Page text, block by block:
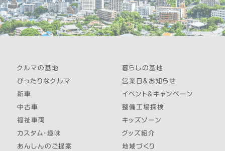
クルマの基地
ぴったりなクルマ
新車
中古車
福祉車両
カスタム・趣味
あんしんのご提案
暮らしの基地
営業日＆お知らせ
イベント＆キャンペーン
整備工場探検
キッズゾーン
グッズ紹介
地域づくり